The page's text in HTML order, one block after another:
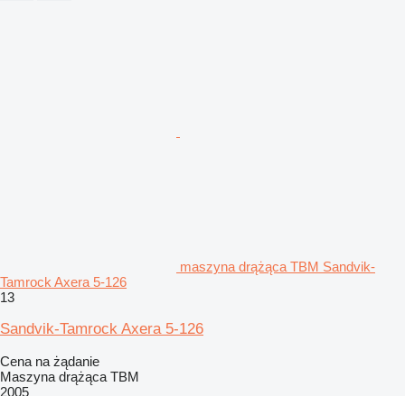
maszyna drążąca TBM Sandvik-
Tamrock Axera 5-126
13
Sandvik-Tamrock Axera 5-126
Cena na żądanie
Maszyna drążąca TBM
2005